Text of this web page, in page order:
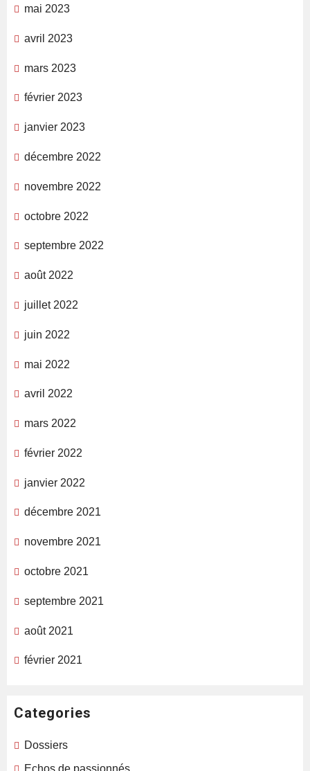
mai 2023
avril 2023
mars 2023
février 2023
janvier 2023
décembre 2022
novembre 2022
octobre 2022
septembre 2022
août 2022
juillet 2022
juin 2022
mai 2022
avril 2022
mars 2022
février 2022
janvier 2022
décembre 2021
novembre 2021
octobre 2021
septembre 2021
août 2021
février 2021
Categories
Dossiers